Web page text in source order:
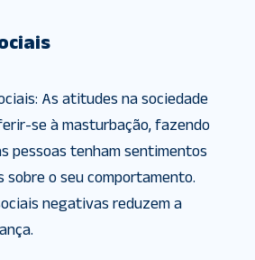
As atitudes na sociedade
se à masturbação, fazendo
pessoas tenham sentimentos
sobre o seu comportamento.
negativas reduzem a